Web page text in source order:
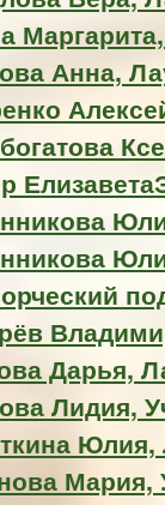
Анна,
Дарья,
Лидия,
Юлия,
Мария,